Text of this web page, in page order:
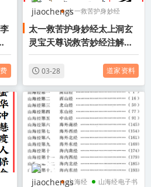
太一救苦护身妙经
太上洞玄灵宝天尊说救
苦妙经
太一救苦护身妙经电子
书
太一救苦护身妙经太上洞玄
灵宝天尊说救苦妙经注解电
子书pdf百度网盘下载学习
03-28 道家资料
山海经 山海经电子书